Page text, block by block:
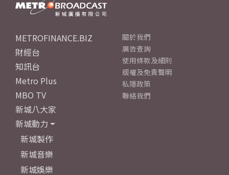
METROFINANCE.BIZ
財經台
知訊台
Metro Plus
MBO TV
新城八大家
新城動力
新城製作
新城音樂
新城娛樂
關於我們
廣告查詢
使用條款及細則
版權及免責聲明
私隱政策
聯絡我們